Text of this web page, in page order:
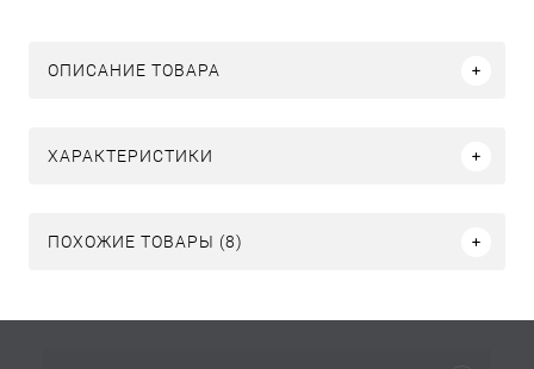
ОПИСАНИЕ ТОВАРА
ХАРАКТЕРИСТИКИ
ПОХОЖИЕ ТОВАРЫ (8)